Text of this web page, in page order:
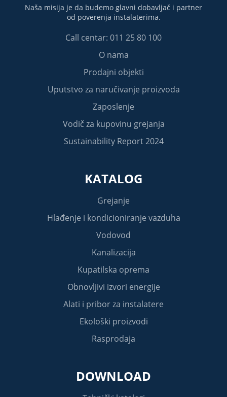
Naša misija je da budemo glavni dobavljač i partner
od poverenja instalaterima.
Call centar: 011 25 80 100
O nama
Prodajni objekti
Uputstvo za naručivanje proizvoda
Zaposlenje
Vodič za kupovinu grejanja
Sustainability Report 2024
KATALOG
Grejanje
Hlađenje i kondicioniranje vazduha
Vodovod
Kanalizacija
Kupatilska oprema
Obnovljivi izvori energije
Alati i pribor za instalatere
Ekološki proizvodi
Rasprodaja
DOWNLOAD